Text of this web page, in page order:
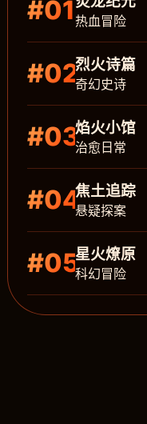
#01热血冒险
#02烈火诗篇
奇幻史诗
#03焰火小馆
治愈日常
#04焦土追踪
悬疑探案
#05星火燎原
科幻冒险